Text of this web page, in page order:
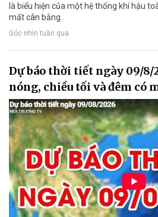
là biểu hiện của một hệ thống khí hậu
mất cân bằng.
Góc nhìn tuần qua
Dự báo thời tiết ngày 09/8/
nóng, chiều tối và đêm có